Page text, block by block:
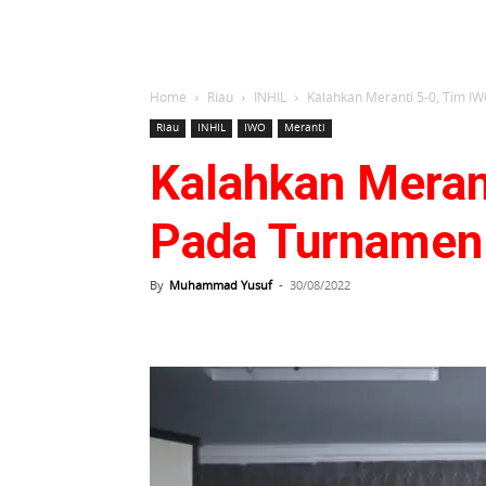
Home Riau INHIL Kalahkan Meranti 5-0, Tim
Riau INHIL IWO Meranti
Kalahkan
Pada
By Muhammad Yusuf - 30/08/2022